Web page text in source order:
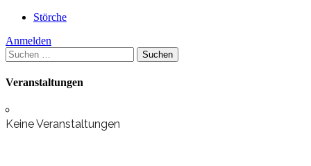
Störche
Anmelden
Suchen
nach:
Veranstaltungen
Keine Veranstaltungen